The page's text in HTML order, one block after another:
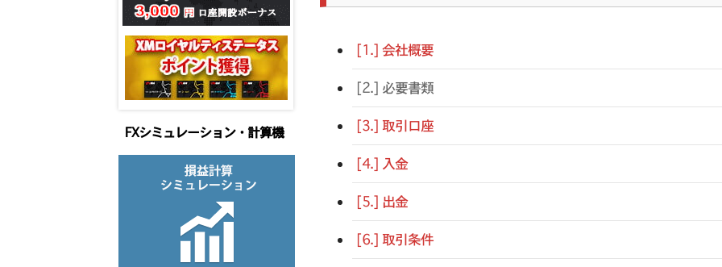
FXシミュレーション・計算機
[1.] 会社概要
[2.] 必要書類
[3.] 取引口座
[4.] 入金
[5.] 出金
[6.] 取引条件